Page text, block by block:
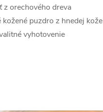
z orechového dreva
kožené puzdro z hnedej kože
vyhotovenie